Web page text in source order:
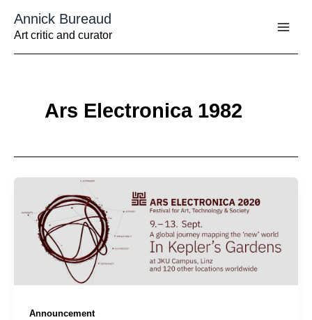
contenu
Annick Bureaud
Art critic and curator
Ars Electronica 1982
Announcement